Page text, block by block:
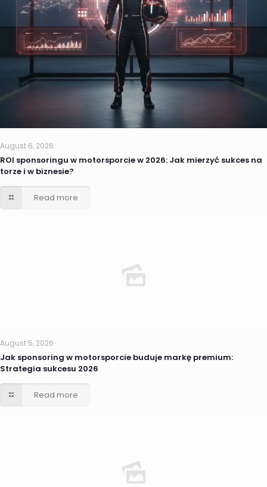
August 6, 2026
ROI sponsoringu w motorsporcie w 2026: Jak mierzyć sukces na
torze i w biznesie?
Read more
August 5, 2026
Jak sponsoring w motorsporcie buduje markę premium:
Strategia sukcesu 2026
Read more